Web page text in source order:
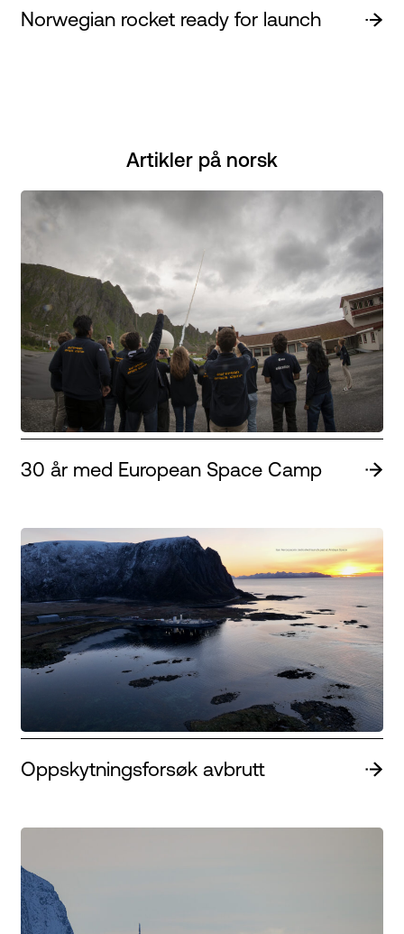
Norwegian rocket ready for launch
Artikler på norsk
30 år med European Space Camp
Oppskytningsforsøk avbrutt